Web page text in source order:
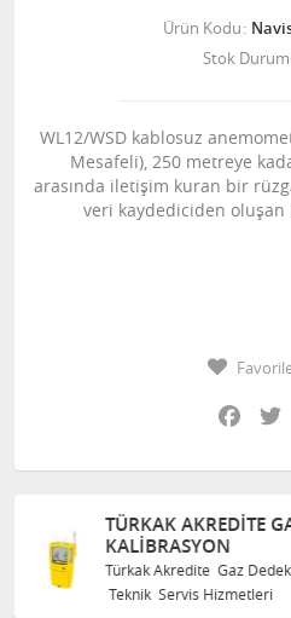
Ürün Kodu
Stok
WL12/WSD kablosuz
Mesafeli), 250 metreye
arasında iletişim kuran bir
veri kaydediciden
TÜRKAK AKREDITE
KALIBRASYON
Türkak Akredite Gaz
Teknik Servis Hizmetleri